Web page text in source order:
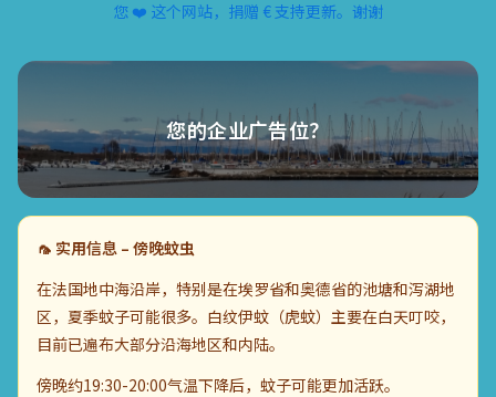
您 ❤️ 这个网站，捐赠 € 支持更新。谢谢
您的企业广告位？
🦟 实用信息 – 傍晚蚊虫
在法国地中海沿岸，特别是在埃罗省和奥德省的池塘和泻湖地
区，夏季蚊子可能很多。白纹伊蚊（虎蚊）主要在白天叮咬，
目前已遍布大部分沿海地区和内陆。
傍晚约19:30-20:00气温下降后，蚊子可能更加活跃。